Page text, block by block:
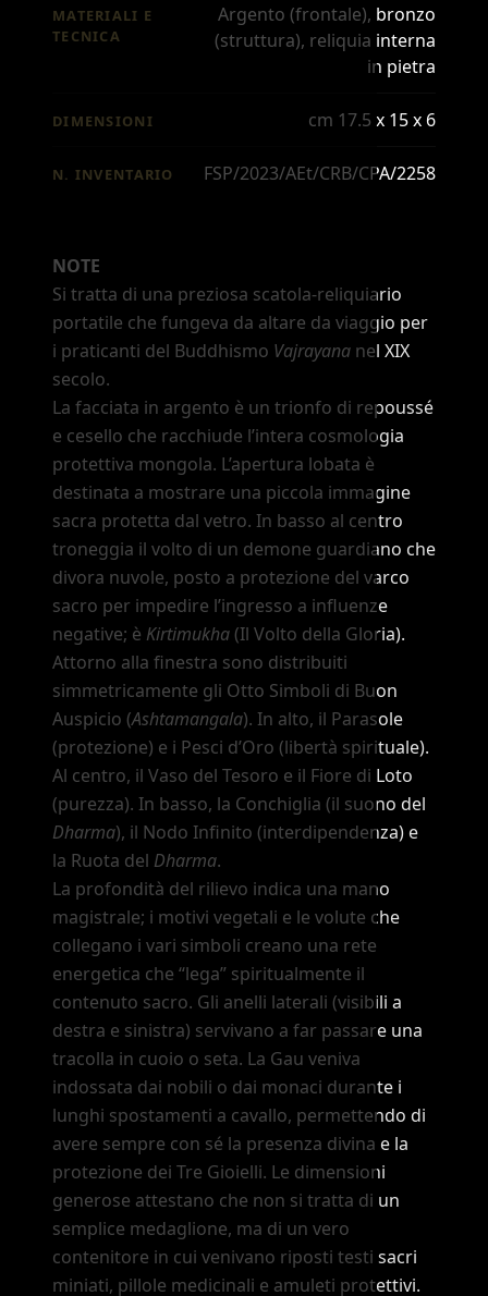
MATERIALI E
TECNICA
Argento (frontale), bronzo
(struttura), reliquia interna
in pietra
DIMENSIONI cm 17.5 x 15 x 6
N. INVENTARIO FSP/2023/AEt/CRB/CPA/2258
NOTE
Si tratta di una preziosa scatola-reliquiario
portatile che fungeva da altare da viaggio per
i praticanti del Buddhismo Vajrayana nel XIX
secolo.
La facciata in argento è un trionfo di repoussé
e cesello che racchiude l’intera cosmologia
protettiva mongola. L’apertura lobata è
destinata a mostrare una piccola immagine
sacra protetta dal vetro. In basso al centro
troneggia il volto di un demone guardiano che
divora nuvole, posto a protezione del varco
sacro per impedire l’ingresso a influenze
negative; è Kirtimukha (Il Volto della Gloria).
Attorno alla finestra sono distribuiti
simmetricamente gli Otto Simboli di Buon
Auspicio (Ashtamangala). In alto, il Parasole
(protezione) e i Pesci d’Oro (libertà spirituale).
Al centro, il Vaso del Tesoro e il Fiore di Loto
(purezza). In basso, la Conchiglia (il suono del
Dharma), il Nodo Infinito (interdipendenza) e
la Ruota del Dharma.
La profondità del rilievo indica una mano
magistrale; i motivi vegetali e le volute che
collegano i vari simboli creano una rete
energetica che “lega” spiritualmente il
contenuto sacro. Gli anelli laterali (visibili a
destra e sinistra) servivano a far passare una
tracolla in cuoio o seta. La Gau veniva
indossata dai nobili o dai monaci durante i
lunghi spostamenti a cavallo, permettendo di
avere sempre con sé la presenza divina e la
protezione dei Tre Gioielli. Le dimensioni
generose attestano che non si tratta di un
semplice medaglione, ma di un vero
contenitore in cui venivano riposti testi sacri
miniati, pillole medicinali e amuleti protettivi.